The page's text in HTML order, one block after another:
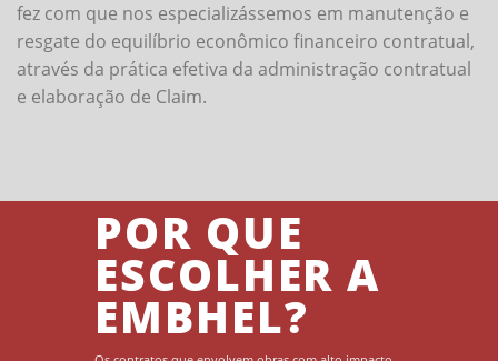
fez com que nos especializássemos em manutenção e
resgate do equilíbrio econômico financeiro contratual,
através da prática efetiva da administração contratual
e elaboração de Claim.
POR QUE
ESCOLHER A
EMBHEL?